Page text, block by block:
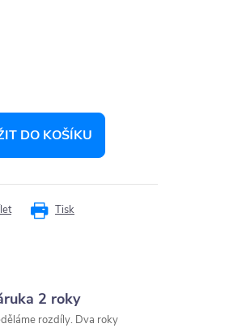
DO KOŠÍKU
Tisk
2 roky
rozdíly. Dva roky